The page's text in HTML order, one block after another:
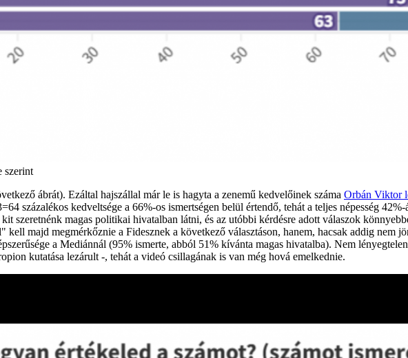
szerint
ábrát). Ezáltal hajszállal már le is hagyta a zenemű kedvelőinek száma Orbán Viktor
százalékos kedveltsége a 66%-os ismertségen belül értendő, tehát a teljes népesség
szeretnénk magas politikai hivatalban látni, és az utóbbi kérdésre adott válaszok
majd megmérkőznie a Fidesznek a következő választáson, hanem, hacsak addig nem
a Mediánnál (95% ismerte, abból 51% kívánta magas hivatalba). Nem
kutatása lezárult -, tehát a videó csillagának is van még hová emelkednie.